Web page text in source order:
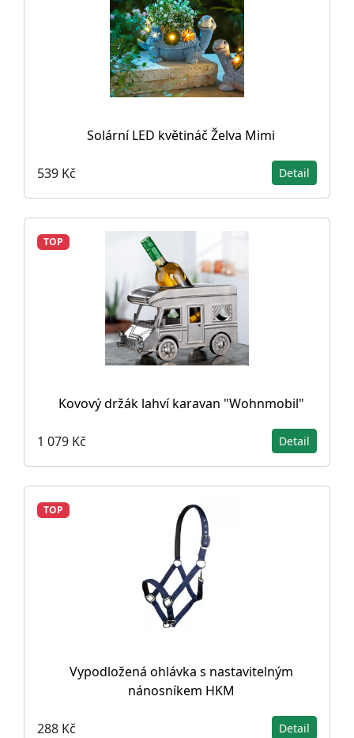
Solární LED květináč Želva Mimi
539 Kč Detail
TOP
Kovový držák lahví karavan "Wohnmobil"
1 079 Kč Detail
TOP
Vypodložená ohlávka s nastavitelným
nánosníkem HKM
288 Kč Detail